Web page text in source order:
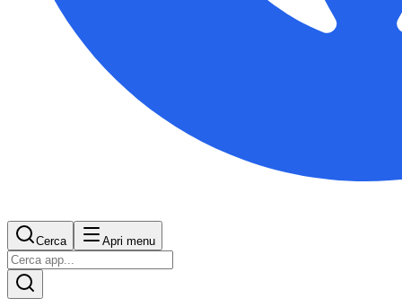
Cerca Apri menu